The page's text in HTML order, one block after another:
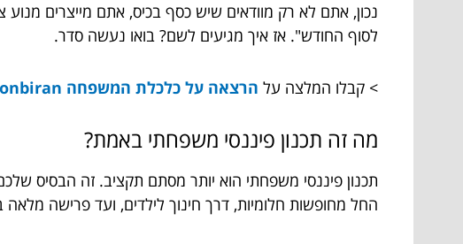
נכון, אתם לא רק מוודאים שיש כסף בכיס, אתם מייצרים
לסוף החודש". אז איך מגיעים לשם? בואו נעשה סדר.
> קבלו המלצה על הרצאה על כלכלת המשפחה alonbiran
מה זה תכנון פיננסי משפחתי באמת?
תכנון פיננסי משפחתי הוא יותר מסתם תקציב. זה הבסיס
החל מחופשות חלומיות, דרך חינוך לילדים, ועד פרישה מלאה